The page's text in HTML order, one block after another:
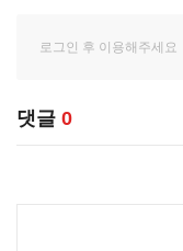
댓글 0